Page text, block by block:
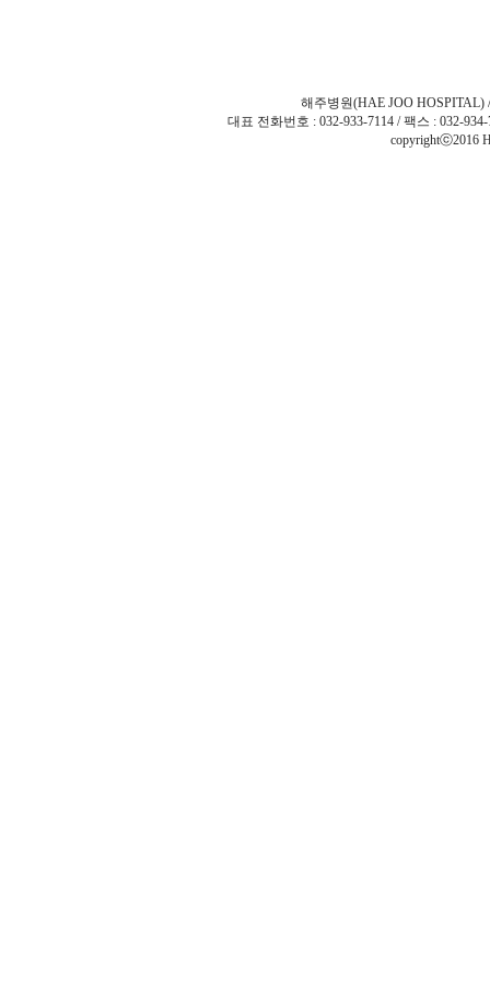
해주병원(HAE JOO
대표 전화번호 : 032-933-7114 / 팩스 : 032-
copyrightⓒ2016